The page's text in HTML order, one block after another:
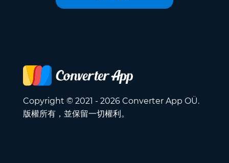
Copyright © 2021 - 2026 Converter App OÜ.
版權所有，並保留一切權利。